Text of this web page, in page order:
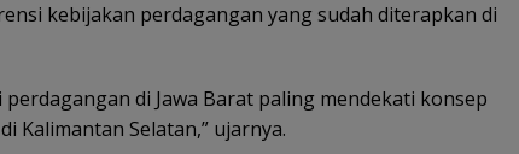
kebijakan perdagangan yang sudah diterapkan di
di Jawa Barat paling mendekati konsep
Kalimantan Selatan,” ujarnya.